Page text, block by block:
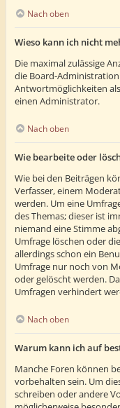
Nach oben
Wieso kann ich nicht
Die maximal zulässige
die Board-
Antwortmöglichkeiten
einen Administrator.
Nach oben
Wie bearbeite oder
Wie bei den Beiträgen
Verfasser, einem
werden. Um eine
des Themas; dieser ist
niemand eine Stimme
Umfrage löschen oder
allerdings schon ein
Umfrage nur noch von
oder gelöscht werden.
Umfragen verhindert
Nach oben
Warum kann ich auf
Manche Foren können
vorbehalten sein. Um
schreiben oder andere